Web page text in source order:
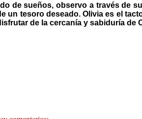
de sueños, observo a través de
un tesoro deseado. Olivia es el
de la cercanía y sabiduría de